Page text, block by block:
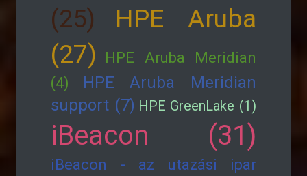
(25)
HPE Aruba
(27)
HPE Aruba Meridian
(4)
HPE Aruba Meridian
support (7) HPE GreenLake (1)
iBeacon (31)
iBeacon - az utazási ipar